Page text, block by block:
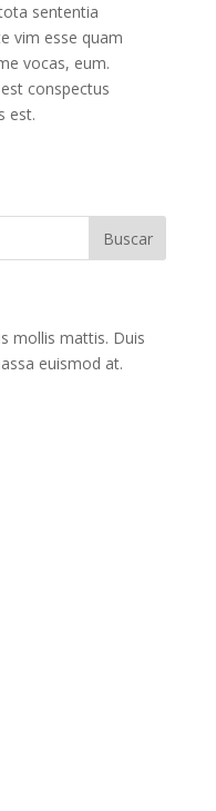
sententia
vim esse quam
vocas, eum.
conspectus
est.
mollis mattis. Duis
euismod at.